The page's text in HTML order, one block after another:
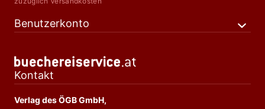
Benutzerkonto
Kontakt
Verlag des ÖGB GmbH,